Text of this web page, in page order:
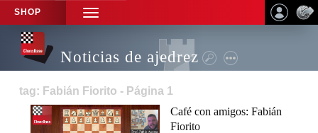
SHOP
TOGGLE
NAVIGATION
Noticias de ajedrez
tag: Fabián Fiorito - Página 1
Café con amigos: Fabián
Fiorito